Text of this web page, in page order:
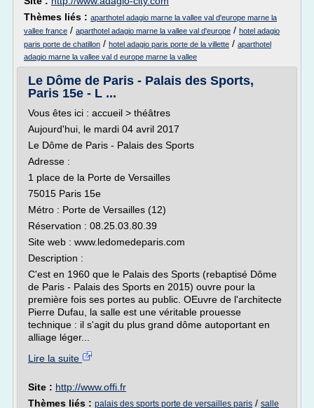
Thèmes liés : aparthotel adagio marne la vallee val d'europe marne la
vallee france / aparthotel adagio marne la vallee val d'europe / hotel adagio
paris porte de chatillon / hotel adagio paris porte de la villette / aparthotel
adagio marne la vallee val d europe marne la vallee
Le Dôme de Paris - Palais des Sports,
Paris 15e - L ...
Vous êtes ici : accueil > théâtres
Aujourd'hui, le mardi 04 avril 2017
Le Dôme de Paris - Palais des Sports
Adresse :
1 place de la Porte de Versailles
75015 Paris 15e
Métro : Porte de Versailles (12)
Réservation : 08.25.03.80.39
Site web : www.ledomedeparis.com
Description :
C'est en 1960 que le Palais des Sports (rebaptisé Dôme
de Paris - Palais des Sports en 2015) ouvre pour la
première fois ses portes au public. OEuvre de l'architecte
Pierre Dufau, la salle est une véritable prouesse
technique : il s'agit du plus grand dôme autoportant en
alliage léger...
Lire la suite
Site : http://www.offi.fr
Thèmes liés : palais des sports porte de versailles paris / salle